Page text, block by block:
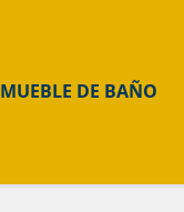
MUEBLE DE BAÑO